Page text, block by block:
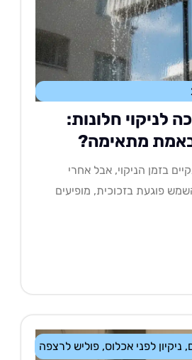
חלונות:
הניקוי, אבל אחרי
בזכוכית, מופיעים
אכלוס,פוליש לרצפה